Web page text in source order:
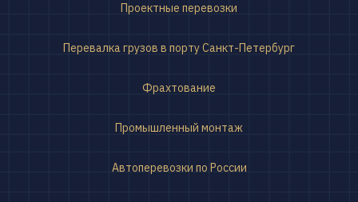
Проектные перевозки
Перевалка грузов в порту Санкт-Петербург
Фрахтование
Промышленный монтаж
Автоперевозки по России